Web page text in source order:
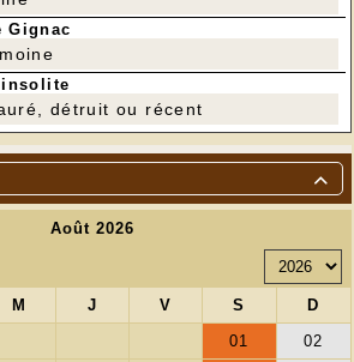

les 10 séances : 36 €.
contacter l'association
du Rionet au 05 65 37 20 74.
Gignac
détruit ou récent